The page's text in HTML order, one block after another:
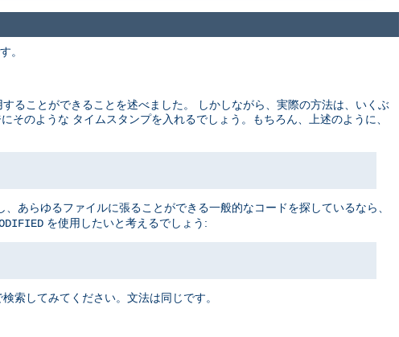
。
ることができることを述べました。 しかしながら、実際の方法は、いくぶ
のような タイムスタンプを入れるでしょう。もちろん、上述のように、
あらゆるファイルに張ることができる一般的なコードを探しているなら、
を使用したいと考えるでしょう:
検索してみてください。文法は同じです。